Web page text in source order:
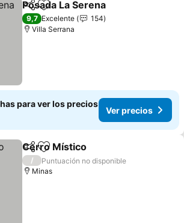
CompartirAñadir a favoritos
Posada La Serena
9,7 Excelente
154
Villa Serrana
para ver los precios
Ver precios
CompartirAñadir a favoritos
Cerro Místico
/
Puntuación no disponible
Minas